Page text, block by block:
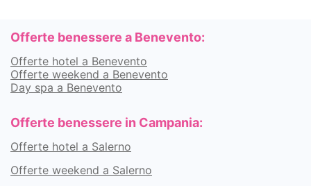
Offerte benessere a Benevento:
Offerte hotel a Benevento
Offerte weekend a Benevento
Day spa a Benevento
Offerte benessere in Campania:
Offerte hotel a Salerno
Offerte weekend a Salerno